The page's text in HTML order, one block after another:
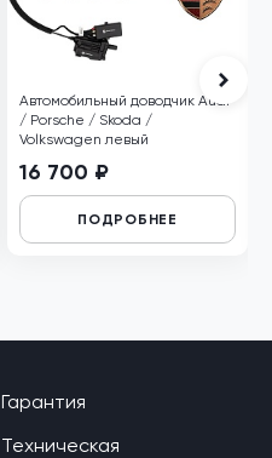
Автомобильный доводчик Audi
/ Porsche / Skoda /
Volkswagen левый
16 700 ₽
ПОДРОБНЕЕ
Гарантия
Техническая